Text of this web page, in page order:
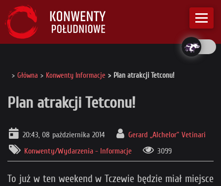
Główna Konwenty Informacje Plan atrakcji Tetconu!
Plan atrakcji Tetconu!
20:43, 08 października 2014
Gerard „Alchelor” Vetinari
Konwenty/Wydarzenia - Informacje
3099
To już w ten weekend w Tczewie będzie miał miejsce